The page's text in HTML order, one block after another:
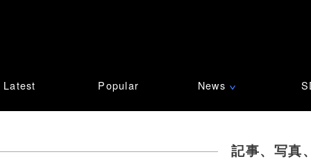
Latest Popular News ∨
記事、写真